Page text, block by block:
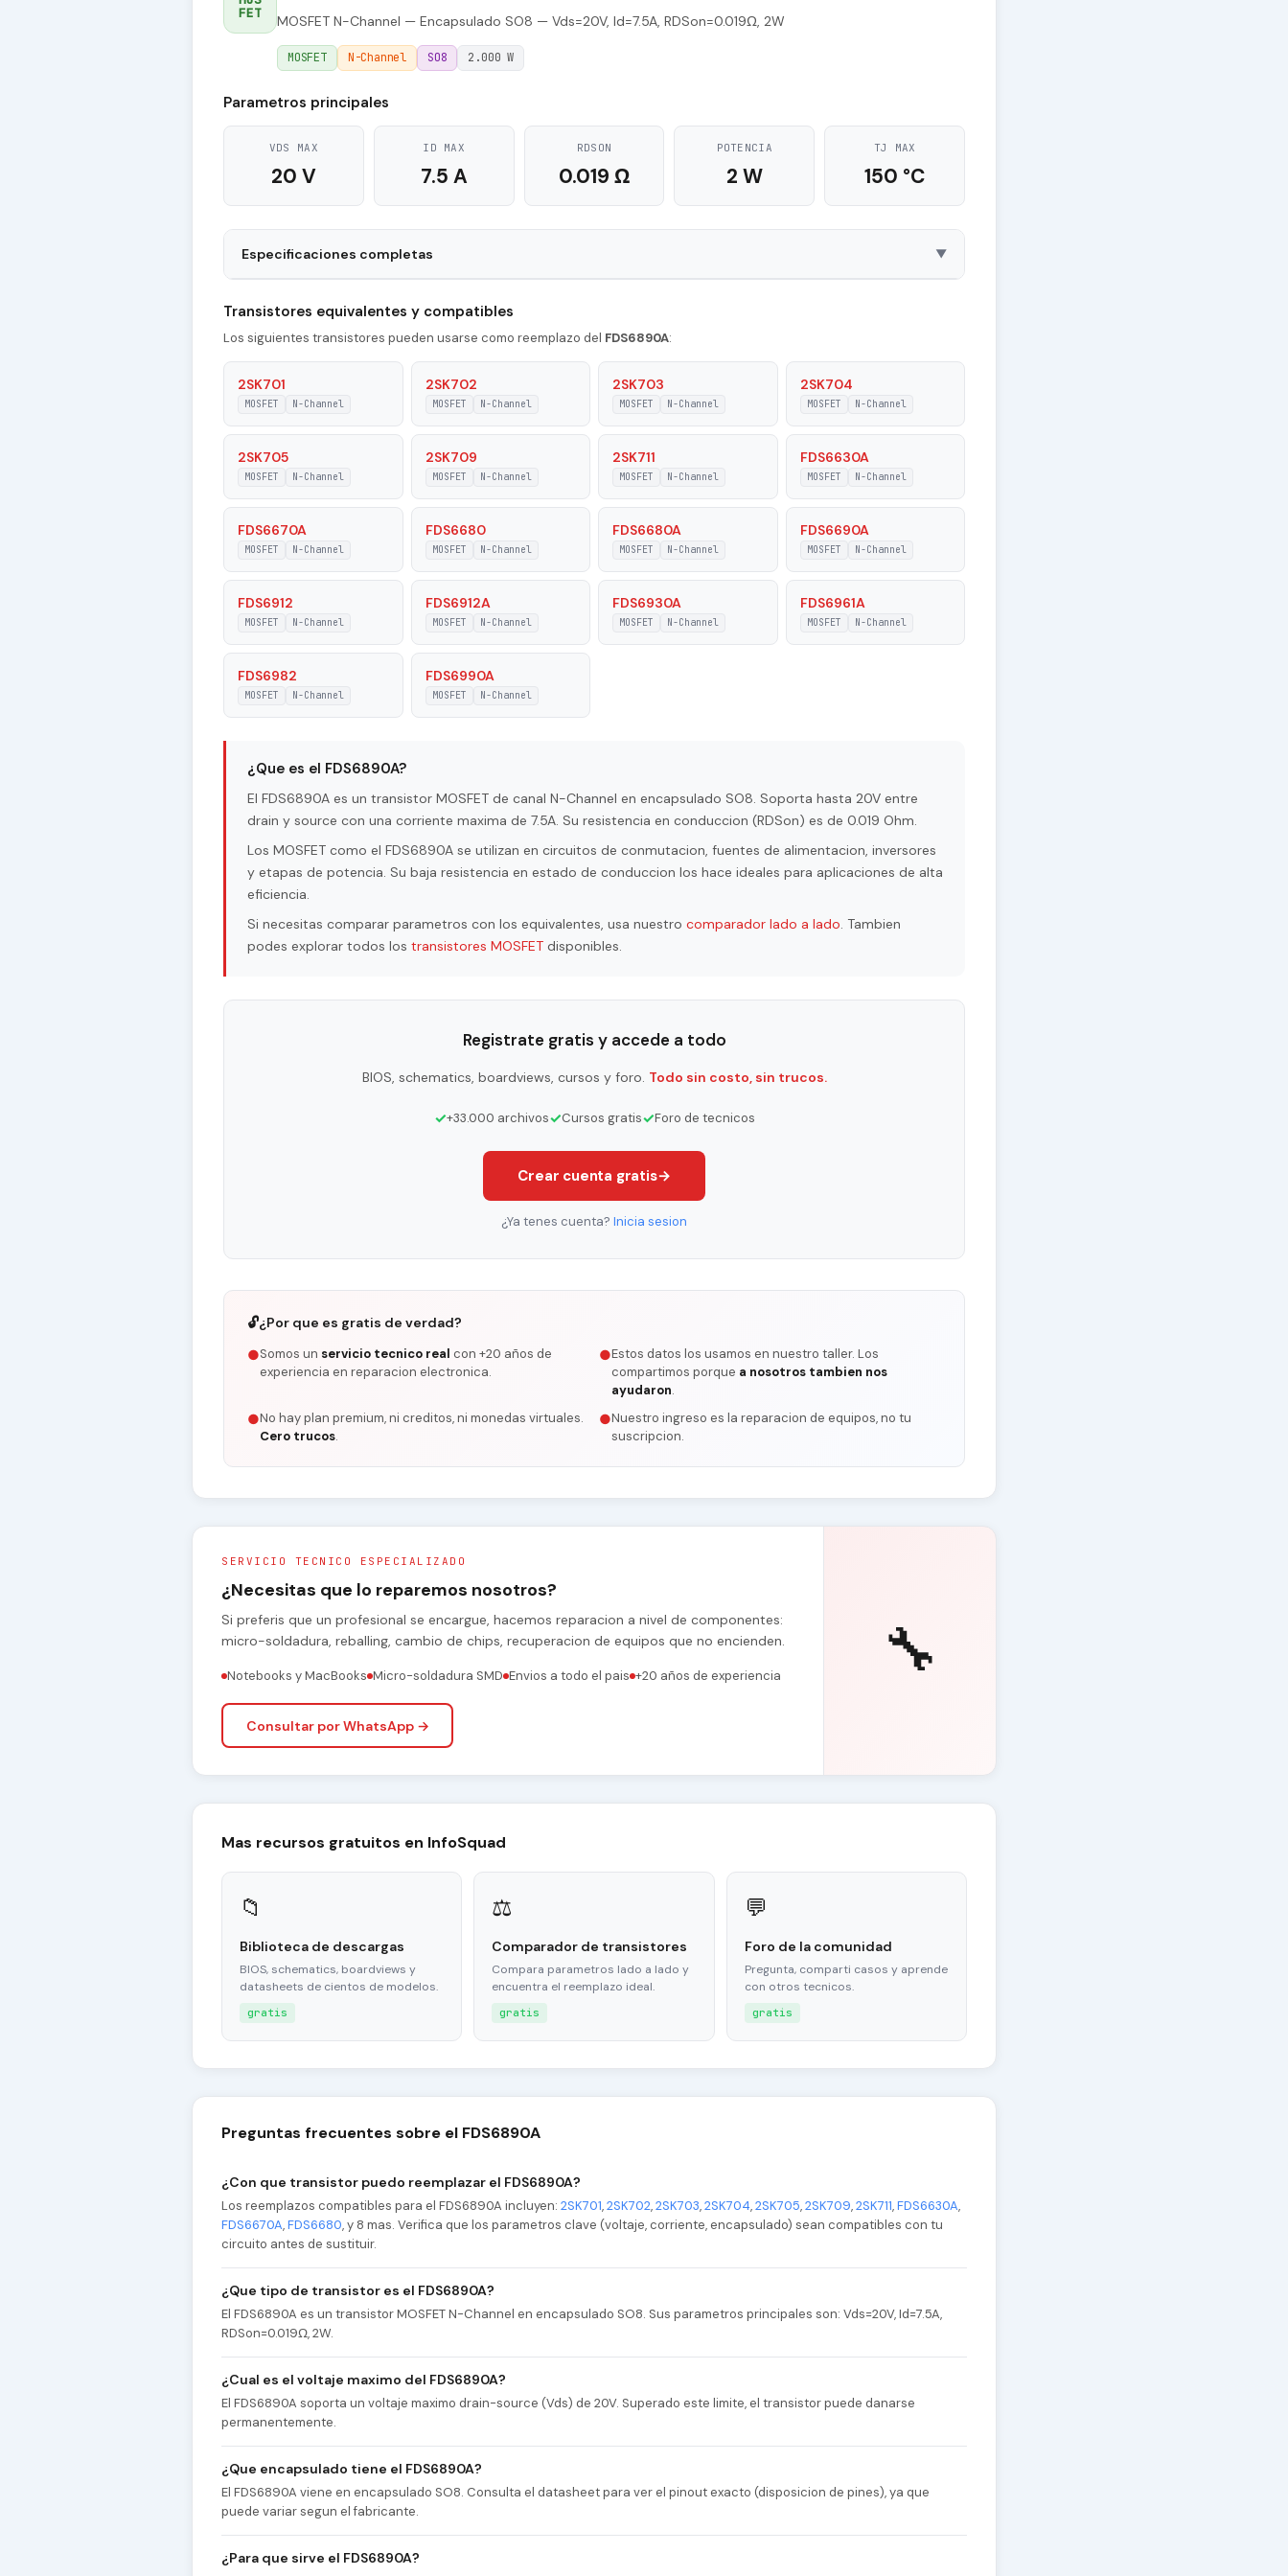
FET
MOSFET N-Channel — Encapsulado SO8 — Vds=20V, Id=7.5A, RDSon=0.019Ω, 2W
MOSFET N-Channel SO8 2.000 W
Parametros principales
VDS MAX
20 V
ID MAX
7.5 A
RDSON
0.019 Ω
POTENCIA
2 W
TJ MAX
150 °C
Especificaciones completas ▼
Type of Control Channel N-Channel
Tj - Maximum Junction Temperature
|Vds| - Maximum Drain-Source Voltage 20 V
RDSon - Maximum Drain-Source On-State
Resistance
0.019 Ohm
Transistores equivalentes y compatibles
Los siguientes transistores pueden usarse como reemplazo del FDS6890A:
2SK701
MOSFET N-Channel
2SK702
MOSFET N-Channel
2SK703
MOSFET N-Channel
2SK704
MOSFET N-Channel
2SK705
MOSFET N-Channel
2SK709
MOSFET N-Channel
2SK711
MOSFET N-Channel
FDS6630A
MOSFET N-Channel
FDS6670A
MOSFET N-Channel
FDS6680
MOSFET N-Channel
FDS6680A
MOSFET N-Channel
FDS6690A
MOSFET N-Channel
FDS6912
MOSFET N-Channel
FDS6912A
MOSFET N-Channel
FDS6930A
MOSFET N-Channel
FDS6961A
MOSFET N-Channel
FDS6982
MOSFET N-Channel
FDS6990A
MOSFET N-Channel
¿Que es el FDS6890A?
El FDS6890A es un transistor MOSFET de canal N-Channel en encapsulado SO8. Soporta hasta 20V entre
drain y source con una corriente maxima de 7.5A. Su resistencia en conduccion (RDSon) es de 0.019 Ohm.
Los MOSFET como el FDS6890A se utilizan en circuitos de conmutacion, fuentes de alimentacion, inversores
y etapas de potencia. Su baja resistencia en estado de conduccion los hace ideales para aplicaciones de alta
eficiencia.
Si necesitas comparar parametros con los equivalentes, usa nuestro comparador lado a lado. Tambien
podes explorar todos los transistores MOSFET disponibles.
Registrate gratis y accede a todo
BIOS, schematics, boardviews, cursos y foro. Todo sin costo, sin trucos.
✓+33.000 archivos✓Cursos gratis✓Foro de tecnicos
Crear cuenta gratis→
¿Ya tenes cuenta? Inicia sesion
🔓¿Por que es gratis de verdad?
●Somos un servicio tecnico real con +20 años de
experiencia en reparacion electronica.
●Estos datos los usamos en nuestro taller. Los
compartimos porque a nosotros tambien nos
ayudaron.
●No hay plan premium, ni creditos, ni monedas virtuales.
Cero trucos.
●Nuestro ingreso es la reparacion de equipos, no tu
suscripcion.
SERVICIO TECNICO ESPECIALIZADO
¿Necesitas que lo reparemos nosotros?
Si preferis que un profesional se encargue, hacemos reparacion a nivel de componentes:
micro-soldadura, reballing, cambio de chips, recuperacion de equipos que no encienden.
Notebooks y MacBooks Micro-soldadura SMD Envios a todo el pais +20 años de experiencia
Consultar por WhatsApp →
🔧
Mas recursos gratuitos en InfoSquad
📁
Biblioteca de descargas
BIOS, schematics, boardviews y
datasheets de cientos de modelos.
gratis
⚖
Comparador de transistores
Compara parametros lado a lado y
encuentra el reemplazo ideal.
gratis
💬
Foro de la comunidad
Pregunta, comparti casos y aprende
con otros tecnicos.
gratis
Preguntas frecuentes sobre el FDS6890A
¿Con que transistor puedo reemplazar el FDS6890A?
Los reemplazos compatibles para el FDS6890A incluyen: 2SK701,2SK702,2SK703,2SK704,2SK705,2SK709,2SK711,FDS6630A,
FDS6670A,FDS6680, y 8 mas. Verifica que los parametros clave (voltaje, corriente, encapsulado) sean compatibles con tu
circuito antes de sustituir.
¿Que tipo de transistor es el FDS6890A?
El FDS6890A es un transistor MOSFET N-Channel en encapsulado SO8. Sus parametros principales son: Vds=20V, Id=7.5A,
RDSon=0.019Ω, 2W.
¿Cual es el voltaje maximo del FDS6890A?
El FDS6890A soporta un voltaje maximo drain-source (Vds) de 20V. Superado este limite, el transistor puede danarse
permanentemente.
¿Que encapsulado tiene el FDS6890A?
El FDS6890A viene en encapsulado SO8. Consulta el datasheet para ver el pinout exacto (disposicion de pines), ya que
puede variar segun el fabricante.
¿Para que sirve el FDS6890A?